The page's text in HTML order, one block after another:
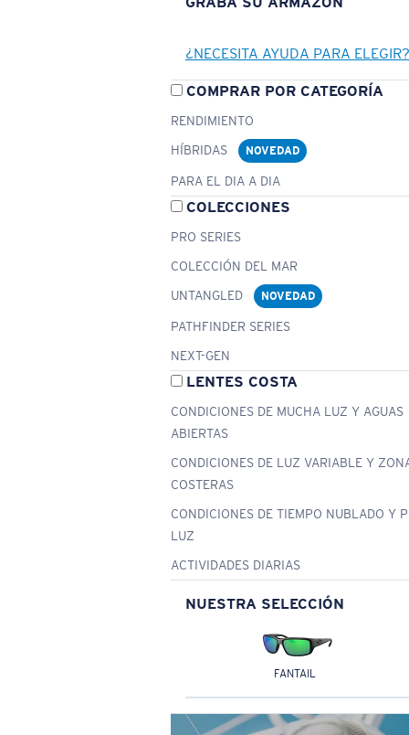
¿NECESITA AYUDA PARA ELEGIR?
COMPRAR POR CATEGORÍA
RENDIMIENTO
HÍBRIDAS
NOVEDAD
PARA EL DIA A DIA
COLECCIONES
PRO SERIES
COLECCIÓN DEL MAR
UNTANGLED
NOVEDAD
PATHFINDER SERIES
NEXT-GEN
LENTES COSTA
CONDICIONES DE MUCHA LUZ Y AGUAS
ABIERTAS
CONDICIONES DE LUZ VARIABLE Y
COSTERAS
CONDICIONES DE TIEMPO NUBLADO Y
LUZ
ACTIVIDADES DIARIAS
NUESTRA SELECCIÓN
FANTAIL